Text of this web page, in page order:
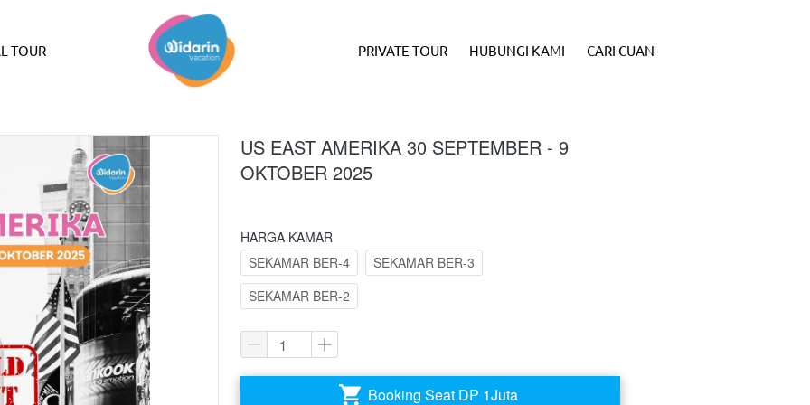
TOUR PRIVATE TOUR HUBUNGI KAMI CARI CUAN
US EAST AMERIKA 30 SEPTEMBER - 9
OKTOBER 2025
HARGA KAMAR
SEKAMAR BER-4
SEKAMAR BER-3
SEKAMAR BER-2
` Booking Seat DP 1Juta